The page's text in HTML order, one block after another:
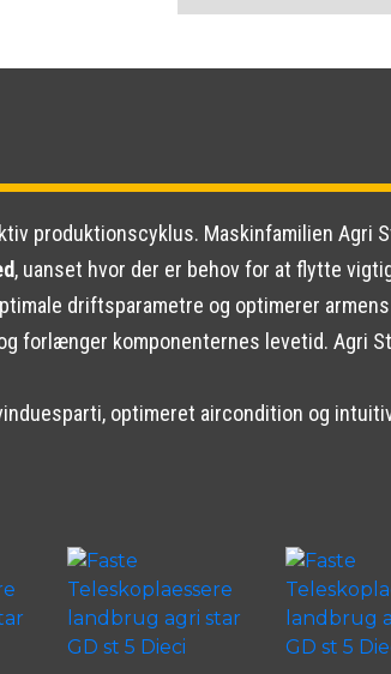
produktionscyklus. Maskinfamilien Agri
, uanset hvor der er behov for at flytte
driftsparametre og optimerer
komponenternes levetid. Agri
optimeret aircondition og